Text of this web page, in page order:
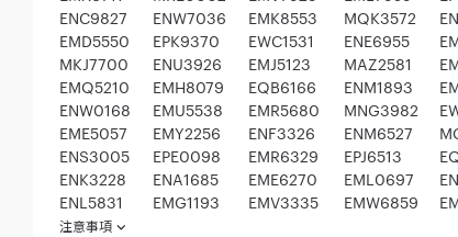
ENC9827
ENW7036 EMK8553 MQK3572
EMD5550
EPK9370 EWC1531 ENE6955
MKJ7700
ENU3926 EMJ5123 MAZ2581
EMQ5210
EMH8079 EQB6166 ENM1893
ENW0168
EMU5538 EMR5680 MNG3982
EME5057
EMY2256 ENF3326 ENM6527
ENS3005
EPE0098 EMR6329 EPJ6513
ENK3228
ENA1685 EME6270 EML0697
ENL5831
EMG1193 EMV3335 EMW6859
注意事項